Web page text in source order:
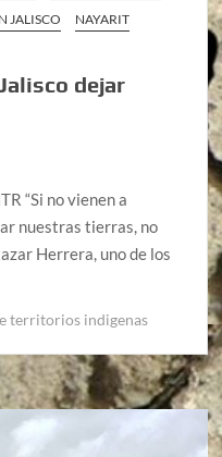
JALISCO
NAYARIT
dejar
“Si no vienen a
nuestras tierras, no
Herrera, uno de los
territorios indigenas